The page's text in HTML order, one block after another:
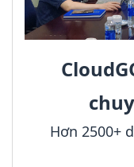
Hơn 2500+